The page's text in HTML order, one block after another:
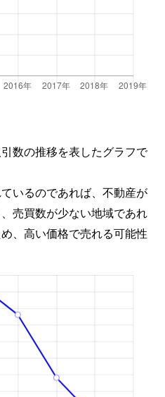
数の推移を表したグラフで
いるのであれば、不動産が
売買数が少ない地域であれ
、高い価格で売れる可能性